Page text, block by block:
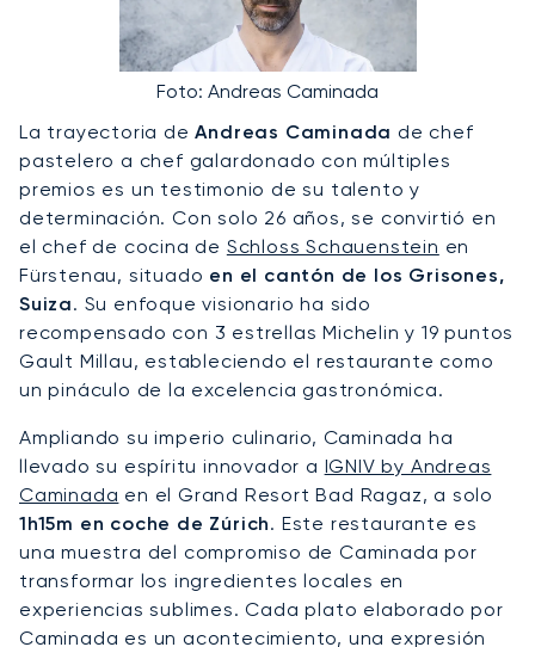
Foto: Andreas Caminada
La trayectoria deAndreas Caminada de chef
pastelero a chef galardonado con múltiples
premios es un testimonio de su talento y
determinación. Con solo 26 años, se convirtió en
el chef de cocina de Schloss Schauenstein en
Fürstenau, situado en el cantón de los Grisones,
Suiza. Su enfoque visionario ha sido
recompensado con 3 estrellas Michelin y 19 puntos
Gault Millau, estableciendo el restaurante como
un pináculo de la excelencia gastronómica.
Ampliando su imperio culinario, Caminada ha
llevado su espíritu innovador a IGNIV by Andreas
Caminada en el Grand Resort Bad Ragaz, a solo
1h15m en coche de Zúrich. Este restaurante es
una muestra del compromiso de Caminada por
transformar los ingredientes locales en
experiencias sublimes. Cada plato elaborado por
Caminada es un acontecimiento, una expresión